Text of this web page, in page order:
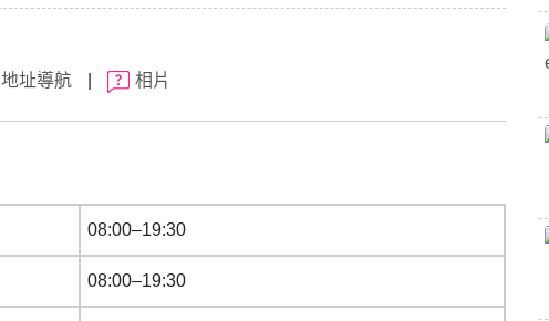
地址導航 相片
08:00–19:30
08:00–19:30